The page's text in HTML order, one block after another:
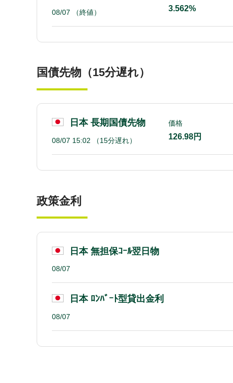
08/07 （終値） 3.562%
国債先物（15分遅れ）
日本 長期国債先物
08/07 15:02 （15分遅れ）
価格
126.98円
政策金利
日本 無担保ｺｰﾙ翌日物
08/07
日本 ﾛﾝﾊﾞｰﾄ型貸出金利
08/07